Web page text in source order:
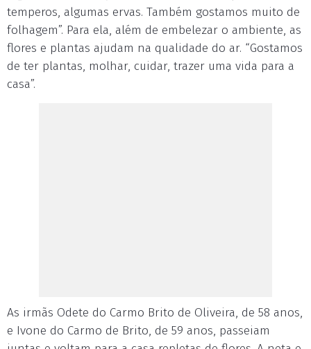
temperos, algumas ervas. Também gostamos muito de
folhagem”. Para ela, além de embelezar o ambiente, as
flores e plantas ajudam na qualidade do ar. “Gostamos
de ter plantas, molhar, cuidar, trazer uma vida para a
casa”.
As irmãs Odete do Carmo Brito de Oliveira, de 58 anos,
e Ivone do Carmo de Brito, de 59 anos, passeiam